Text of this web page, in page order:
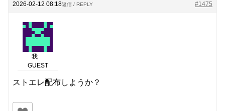
2026-02-12 08:18 #1475
返信 / REPLY
我
GUEST
ストエレ配布しようか？